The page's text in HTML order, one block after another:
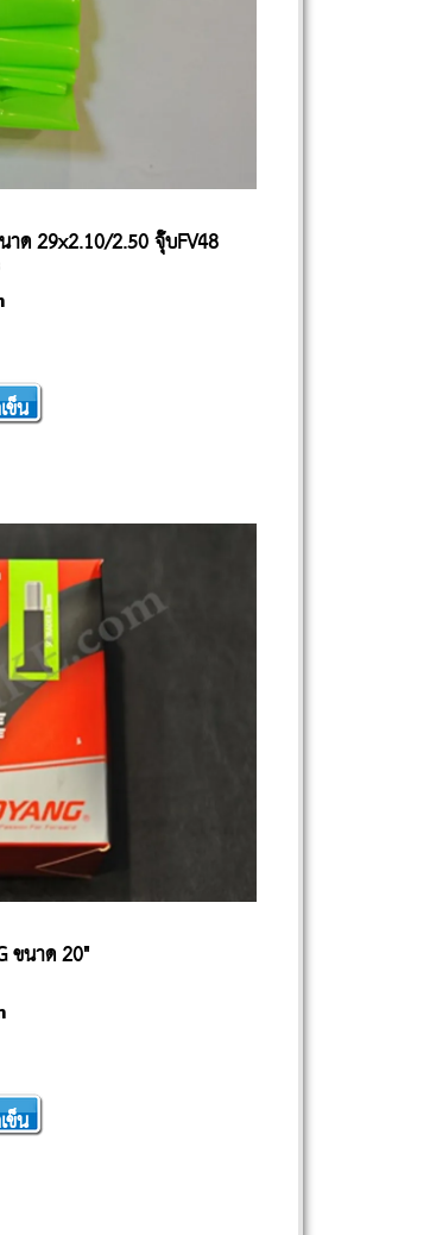
าด 29x2.10/2.50 จุ๊บFV48
ข็น
ขนาด 20"
ข็น